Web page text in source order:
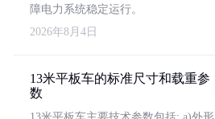
障电力系统稳定运行。
2026年8月4日
13米平板车的标准尺寸和载重参
数